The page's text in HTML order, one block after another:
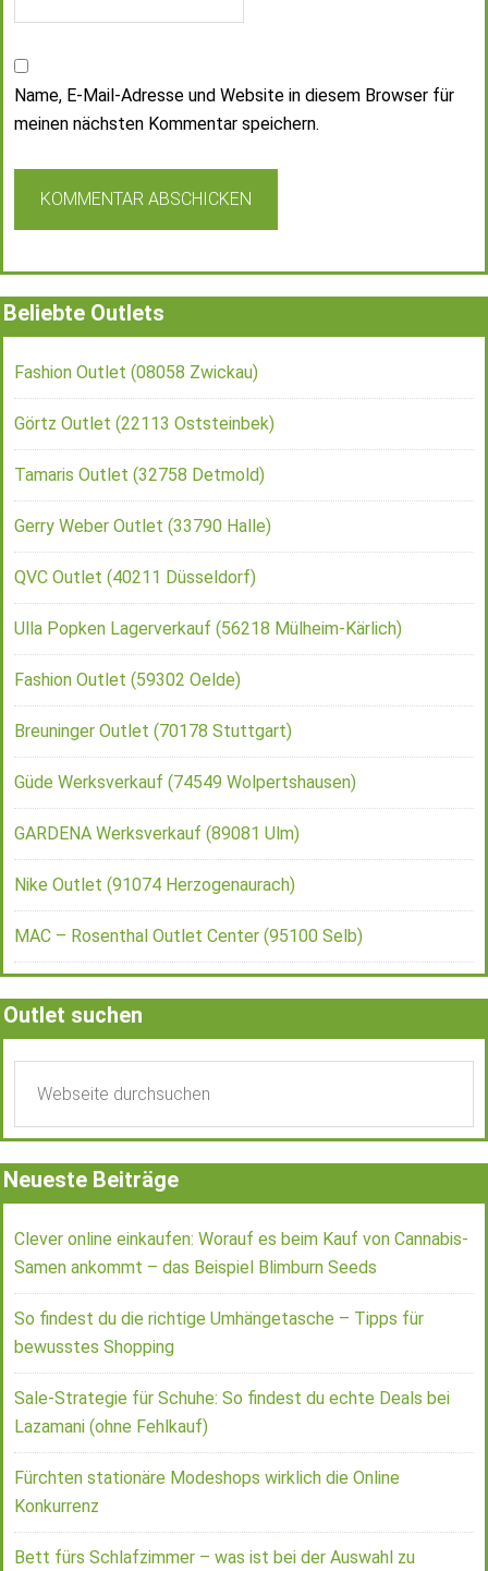
Name, E-Mail-Adresse und Website in diesem Browser für
meinen nächsten Kommentar speichern.
Beliebte Outlets
Fashion Outlet (08058 Zwickau)
Görtz Outlet (22113 Oststeinbek)
Tamaris Outlet (32758 Detmold)
Gerry Weber Outlet (33790 Halle)
QVC Outlet (40211 Düsseldorf)
Ulla Popken Lagerverkauf (56218 Mülheim-Kärlich)
Fashion Outlet (59302 Oelde)
Breuninger Outlet (70178 Stuttgart)
Güde Werksverkauf (74549 Wolpertshausen)
GARDENA Werksverkauf (89081 Ulm)
Nike Outlet (91074 Herzogenaurach)
MAC – Rosenthal Outlet Center (95100 Selb)
Outlet suchen
Neueste Beiträge
Clever online einkaufen: Worauf es beim Kauf von Cannabis-
Samen ankommt – das Beispiel Blimburn Seeds
So findest du die richtige Umhängetasche – Tipps für
bewusstes Shopping
Sale-Strategie für Schuhe: So findest du echte Deals bei
Lazamani (ohne Fehlkauf)
Fürchten stationäre Modeshops wirklich die Online
Konkurrenz
Bett fürs Schlafzimmer – was ist bei der Auswahl zu